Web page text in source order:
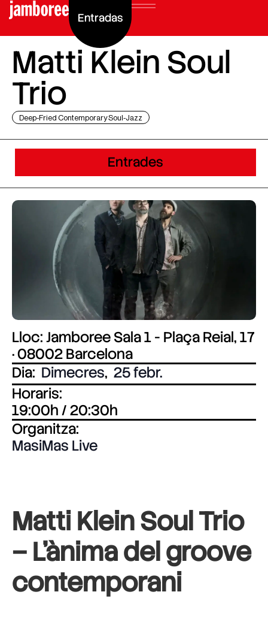
Entradas
Matti Klein Soul
Trio
Deep-Fried Contemporary Soul-Jazz
Entrades
Lloc: Jamboree Sala 1 - Plaça Reial, 17
· 08002 Barcelona
Dia: Dimecres, 25 febr.
Horaris:
19:00h / 20:30h
Organitza:
MasiMas Live
Matti Klein Soul Trio
– L’ànima del groove
contemporani